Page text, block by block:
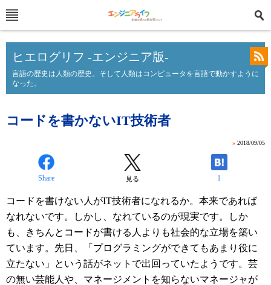
ヒエログリフ -エンジニア版-
言語の歴史は人類の歴史。そして人類はコンピュータを言語で動かすように
なった。
コードを書かないIT技術者
» 2018/09/05
Share 見る 1
コードを書けない人がIT技術者になれるか。本来であれば
なれないです。しかし、なれているのが現実です。しか
も、きちんとコードが書ける人よりも社会的な立場を築い
ています。先日、「プログラミングができてもあまり役に
立たない」という話がネットで出回っていたようです。芸
の無い芸能人や、マネージメントを知らないマネージャが